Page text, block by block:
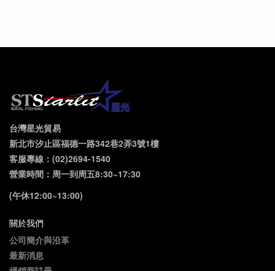
台灣星光貿易
新北市汐止區福德一路342巷2弄3號1樓
客服專線：(02)2694-1540
營業時間：周一到周五8:30~17:30
(午休12:00~13:00)
關於我們
公司簡介與沿革
最新消息